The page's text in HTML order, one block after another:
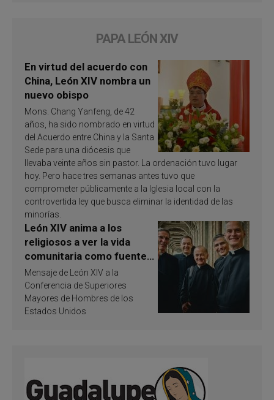
PAPA LEÓN XIV
En virtud del acuerdo con
China, León XIV nombra un
nuevo obispo
Mons. Chang Yanfeng, de 42
años, ha sido nombrado en virtud
del Acuerdo entre China y la Santa
Sede para una diócesis que
llevaba veinte años sin pastor. La ordenación tuvo lugar
hoy. Pero hace tres semanas antes tuvo que
comprometer públicamente a la Iglesia local con la
controvertida ley que busca eliminar la identidad de las
minorías.
León XIV anima a los
religiosos a ver la vida
comunitaria como fuente
de inspiración y
santificación
Mensaje de León XIV a la
Conferencia de Superiores
Mayores de Hombres de los
Estados Unidos